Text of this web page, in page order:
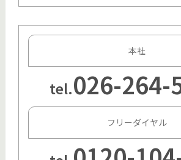
本社
tel.026-264-
フリーダイヤル